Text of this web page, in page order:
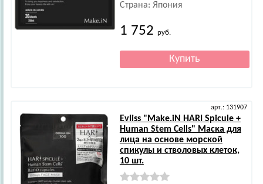
Страна: Япония
1 752 руб.
арт.: 131907
Evliss"Make.iN HARI Spicule +
Human Stem Cells" Маска для
лица на основе морской
спикулы и стволовых клеток,
10 шт.